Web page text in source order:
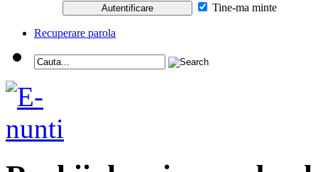
Tine-ma minte
Recuperare parola